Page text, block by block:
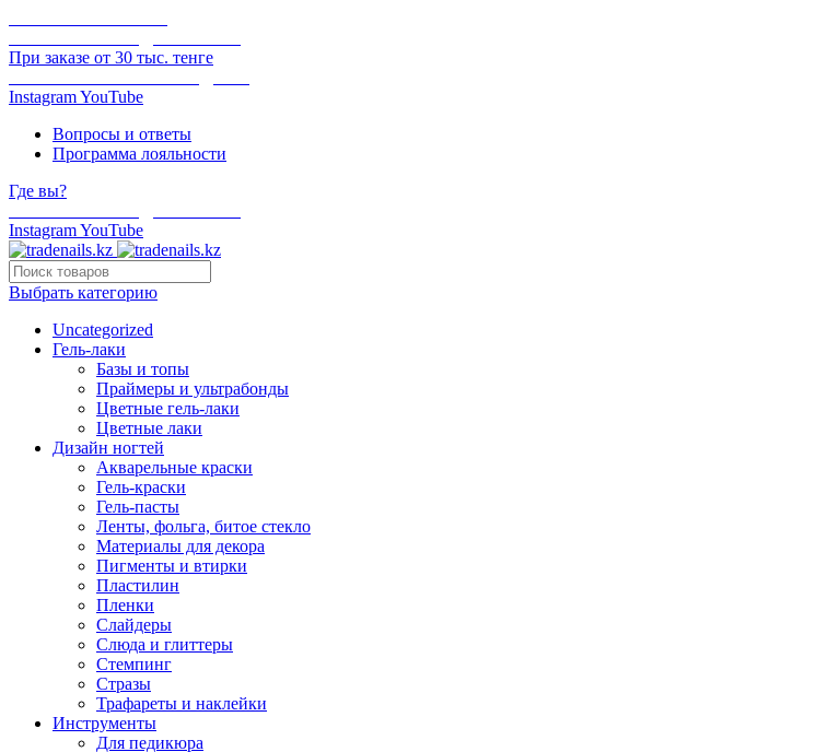
При заказе от 30 тыс. тенге
InstagramYouTube
Вопросы и ответы
Программа лояльности
Где вы?
InstagramYouTube
Выбрать категорию
Uncategorized
Гель-лаки
Базы и топы
Праймеры и ультрабонды
Цветные гель-лаки
Цветные лаки
Дизайн ногтей
Акварельные краски
Гель-краски
Гель-пасты
Ленты, фольга, битое стекло
Материалы для декора
Пигменты и втирки
Пластилин
Пленки
Слайдеры
Слюда и глиттеры
Стемпинг
Стразы
Трафареты и наклейки
Инструменты
Для педикюра